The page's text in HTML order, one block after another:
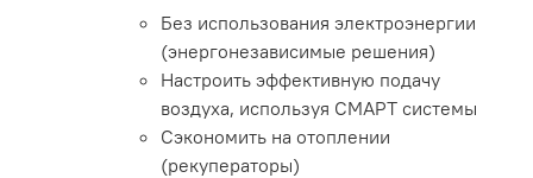
Без использования электроэнергии
(энергонезависимые решения)
Настроить эффективную подачу
воздуха, используя СМАРТ системы
Сэкономить на отоплении
(рекуператоры)